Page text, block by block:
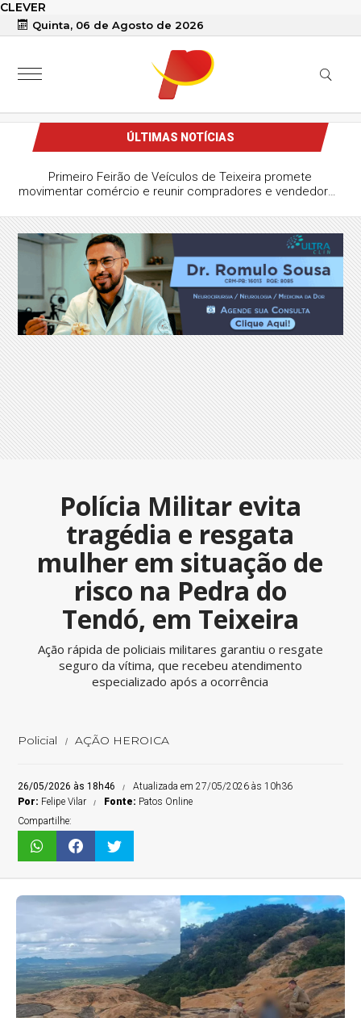
CLEVER
Quinta, 06 de Agosto de 2026
ÚLTIMAS NOTÍCIAS
Primeiro Feirão de Veículos de Teixeira promete
movimentar comércio e reunir compradores e vendedores
Polícia Militar evita
tragédia e resgata
mulher em situação de
risco na Pedra do
Tendó, em Teixeira
Ação rápida de policiais militares garantiu o resgate
seguro da vítima, que recebeu atendimento
especializado após a ocorrência
Policial AÇÃO HEROICA
26/05/2026 às 18h46
Atualizada em 27/05/2026 às 10h36
Por: Felipe Vilar Fonte: Patos Online
Compartilhe: